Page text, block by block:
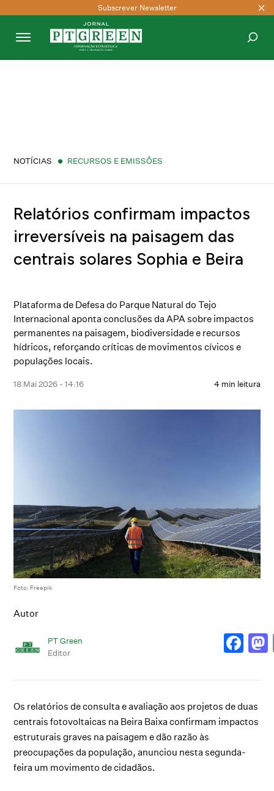
Subscrever Newsletter
NOTÍCIAS RECURSOS E EMISSÕES
Relatórios confirmam impactos
irreversíveis na paisagem das
centrais solares Sophia e Beira
Plataforma de Defesa do Parque Natural do Tejo
Internacional aponta conclusões da APA sobre impactos
permanentes na paisagem, biodiversidade e recursos
hídricos, reforçando críticas de movimentos cívicos e
populações locais.
18 Mai 2026 - 14:16 4 min leitura
Foto: Freepik
Autor
PT Green
Editor
Os relatórios de consulta e avaliação aos projetos de duas
centrais fotovoltaicas na Beira Baixa confirmam impactos
estruturais graves na paisagem e dão razão às
preocupações da população, anunciou nesta segunda-
feira um movimento de cidadãos.